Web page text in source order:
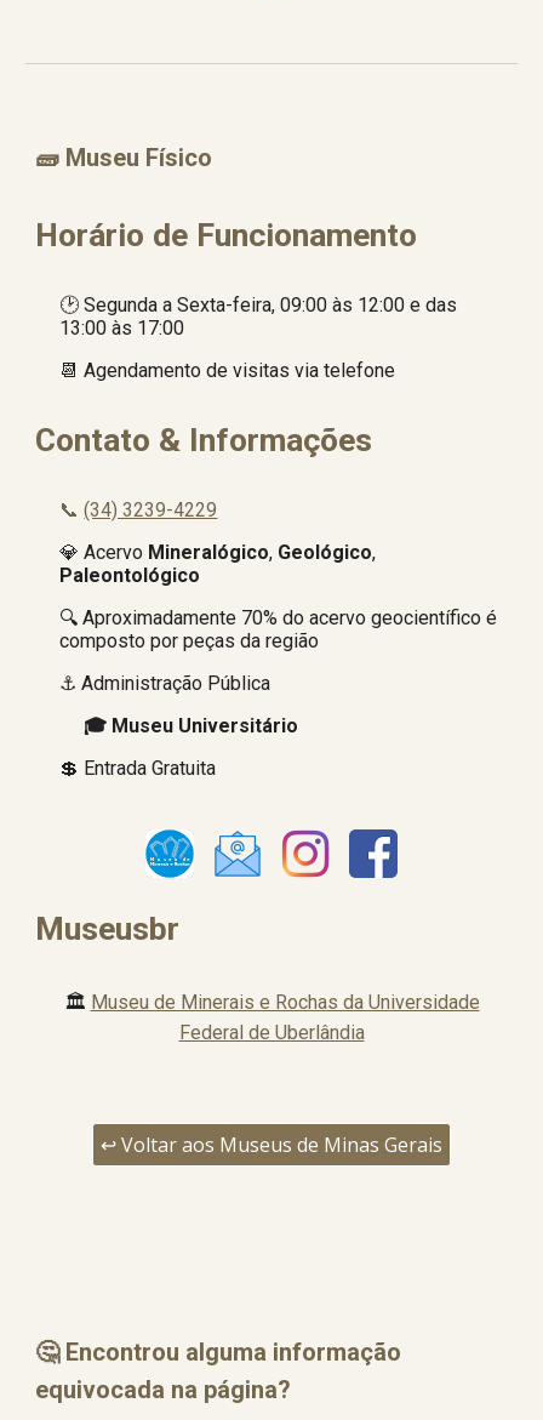
🧱 Museu Físico
Horário de Funcionamento
🕑Segunda a Sexta-feira, 09:00 às 12:00 e das
13:00 às 17:00
📆 Agendamento de visitas via telefone
Contato & Informações
📞(34) 3239-4229
💎 Acervo Mineralógico, Geológico,
Paleontológico
🔍 Aproximadamente 70% do acervo geocientífico é
composto por peças da região
⚓ Administração Pública
🎓 Museu Universitário
💲 Entrada Gratuita
Museusbr
🏛️ Museu de Minerais e Rochas da Universidade
Federal de Uberlândia
↩️ Voltar aos Museus de Minas Gerais
🤔 Encontrou alguma informação
equivocada na página?